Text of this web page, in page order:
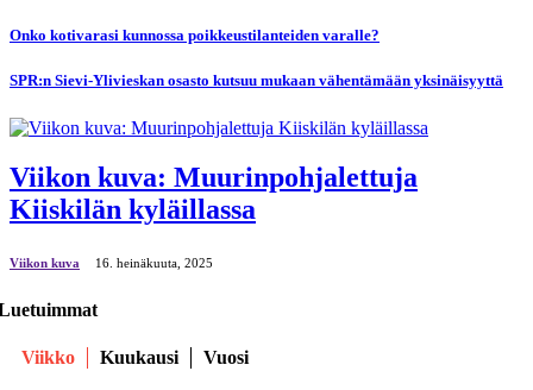
Onko kotivarasi kunnossa poikkeustilanteiden varalle?
SPR:n Sievi-Ylivieskan osasto kutsuu mukaan vähentämään yksinäisyyttä
Viikon kuva: Muurinpohjalettuja
Kiiskilän kyläillassa
Viikon kuva 16. heinäkuuta, 2025
Viikko Kuukausi Vuosi